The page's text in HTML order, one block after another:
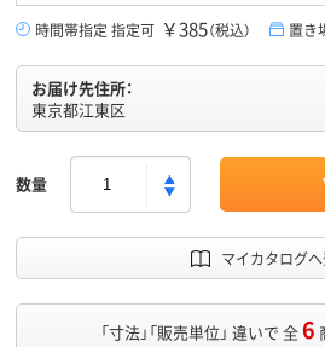
時間帯指定 指定可 ￥385（税込） 置き
お届け先住所：
東京都江東区
数量
マイカタログ
「寸法」「販売単位」 違いで 全6